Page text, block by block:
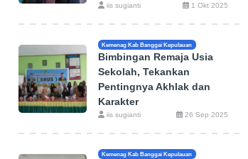
iis sugianti 1 Okt 2025
Kemenag Kab Banggai Kepulauan
Bimbingan Remaja Usia
Sekolah, Tekankan
Pentingnya Akhlak dan
Karakter
iis sugianti 26 Sep 2025
Kemenag Kab Banggai Kepulauan